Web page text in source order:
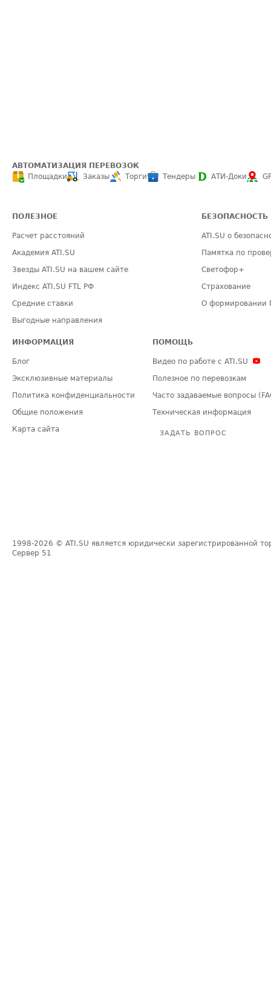
АВТОМАТИЗАЦИЯ ПЕРЕВОЗОК
Площадки
Заказы Торги Тендеры АТИ-Доки
ПОЛЕЗНОЕ
Расчет расстояний
Академия ATI.SU
Звезды ATI.SU на вашем сайте
Индекс ATI.SU FTL РФ
Средние ставки
Выгодные направления
БЕЗОПАСНОСТЬ
ATI.SU о
Памятка по
Светофор+
Страхование
О формировании
ИНФОРМАЦИЯ
Блог
Эксклюзивные материалы
Политика конфиденциальности
Общие положения
Карта сайта
ПОМОЩЬ
Видео по работе с ATI.SU
Полезное по перевозкам
Часто задаваемые вопросы
Техническая информация
ЗАДАТЬ ВОПРОС
1998-2026 © ATI.SU является юридически зарегистрированной
Сервер 51